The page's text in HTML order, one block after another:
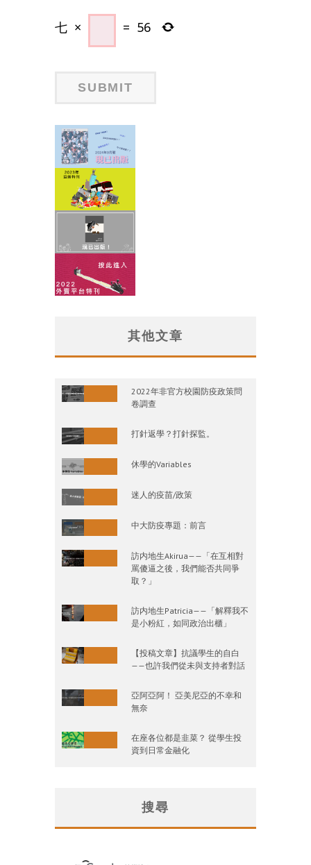
七 × = 56
其他文章
2022年非官方校園防疫政策問
卷調查
打針返學？打針探監。
休學的Variables
迷人的疫苗/政策
中大防疫專題：前言
訪内地生Akirua——「在互相對
罵傻逼之後，我們能否共同爭
取？」
訪内地生Patricia——「解釋我不
是小粉紅，如同政治出櫃」
【投稿文章】抗議學生的自白
——也許我們從未與支持者對話
亞阿亞阿！ 亞美尼亞的不幸和
無奈
在座各位都是韭菜？ 從學生投
資到日常金融化
搜尋